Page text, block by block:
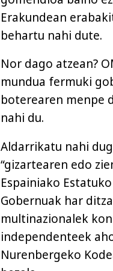
Erakundean
behartu nahi dute.
Nor dago atzean?
mundua fermuki
boterearen menpe
nahi du.
Aldarrikatu nahi
“gizartearen edo
Espainiako
Gobernuak har
multinazionalek
independenteek
Nurenbergeko